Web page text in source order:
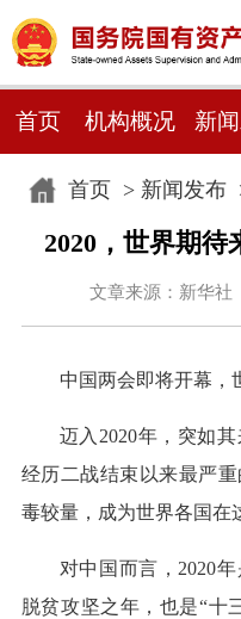
首页 机构概况 新
首页> 新闻发布
2020，世界期待
文章来源：新华
中国两会即将开幕，
迈入2020年，突如
经历二战结束以来最严
毒较量，成为世界各国在
对中国而言，2020
脱贫攻坚之年，也是“十